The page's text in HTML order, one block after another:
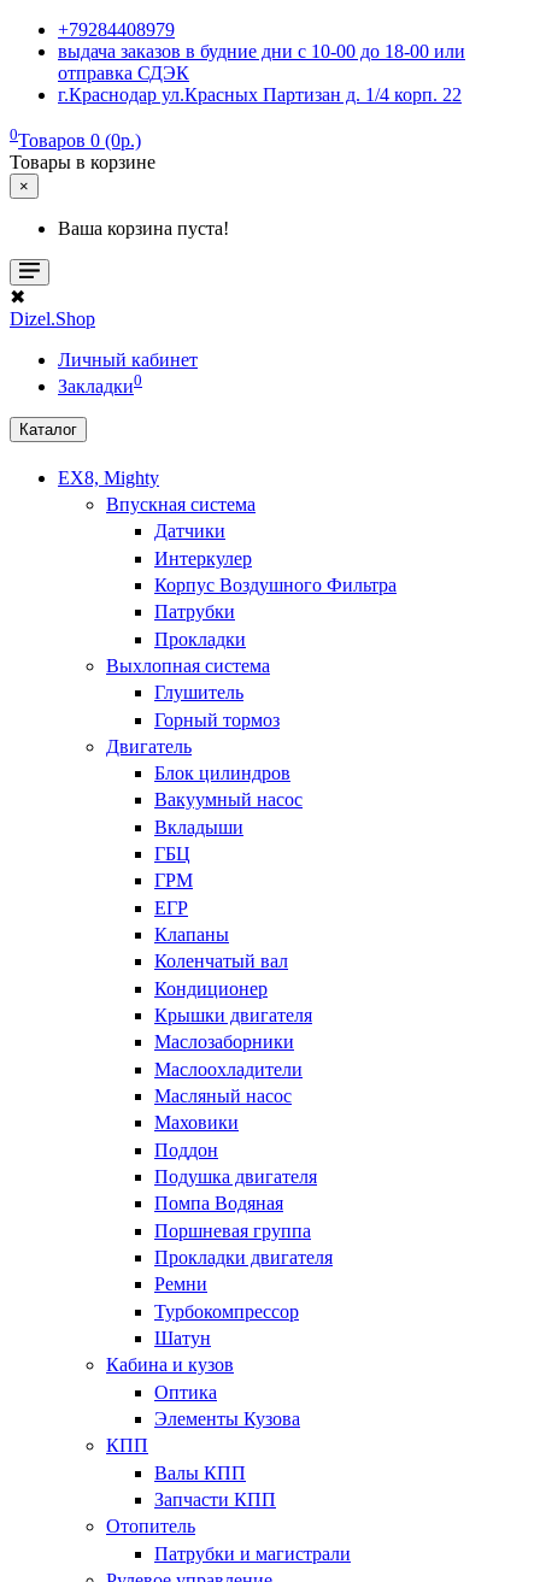
+79284408979
выдача заказов в будние дни с 10-00 до 18-00 или
отправка СДЭК
г.Краснодар ул.Красных Партизан д. 1/4 корп. 22
0Товаров 0 (0р.)
Товары в корзине
×
Ваша корзина пуста!
✖
Dizel.Shop
Личный кабинет
Закладки0
Каталог
EX8, Mighty
Впускная система
Датчики
Интеркулер
Корпус Воздушного Фильтра
Патрубки
Прокладки
Выхлопная система
Глушитель
Горный тормоз
Двигатель
Блок цилиндров
Вакуумный насос
Вкладыши
ГБЦ
ГРМ
ЕГР
Клапаны
Коленчатый вал
Кондиционер
Крышки двигателя
Маслозаборники
Маслоохладители
Масляный насос
Маховики
Поддон
Подушка двигателя
Помпа Водяная
Поршневая группа
Прокладки двигателя
Ремни
Турбокомпрессор
Шатун
Кабина и кузов
Оптика
Элементы Кузова
КПП
Валы КПП
Запчасти КПП
Отопитель
Патрубки и магистрали